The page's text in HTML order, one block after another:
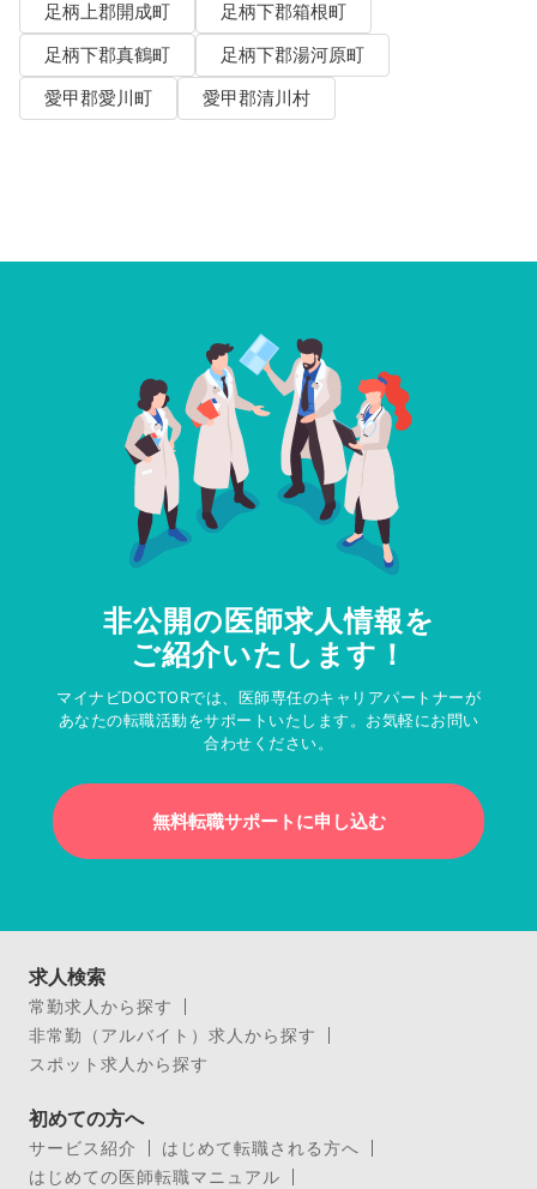
足柄上郡開成町
足柄下郡箱根町
足柄下郡真鶴町
足柄下郡湯河原町
愛甲郡愛川町
愛甲郡清川村
非公開の医師求人情報を
ご紹介いたします！
マイナビDOCTORでは、医師専任のキャリアパートナーが
あなたの転職活動をサポートいたします。お気軽にお問い
合わせください。
無料転職サポートに申し込む
求人検索
常勤求人から探す
非常勤（アルバイト）求人から探す
スポット求人から探す
初めての方へ
サービス紹介
はじめて転職される方へ
はじめての医師転職マニュアル